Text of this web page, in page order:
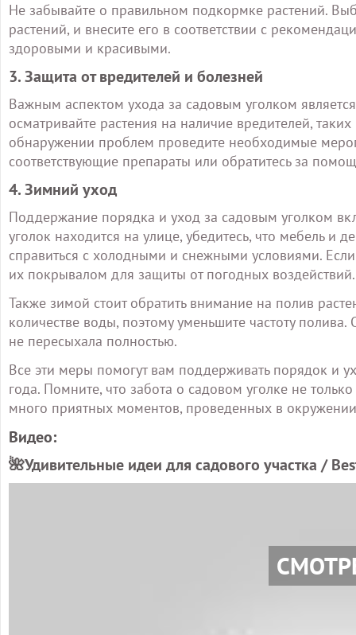
Не забывайте о правильном подкормке растений.
растений, и внесите его в соответствии с
здоровыми и красивыми.
3. Защита от вредителей и болезней
Важным аспектом ухода за садовым уголком
осматривайте растения на наличие вредителей,
обнаружении проблем проведите необходимые
соответствующие препараты или обратитесь за
4. Зимний уход
Поддержание порядка и уход за садовым уголком
уголок находится на улице, убедитесь, что мебель
справиться с холодными и снежными условиями.
их покрывалом для защиты от погодных воздействий.
Также зимой стоит обратить внимание на полив
количестве воды, поэтому уменьшите частоту
не пересыхала полностью.
Все эти меры помогут вам поддерживать порядок и
года. Помните, что забота о садовом уголке не
много приятных моментов, проведенных в
Видео:
🌺Удивительные идеи для садового участка /